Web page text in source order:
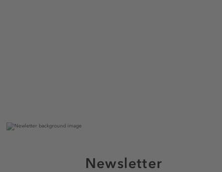
Newsletter